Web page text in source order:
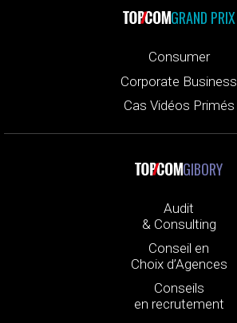
GRAND PRIX
Consumer
Corporate Business
Cas Vidéos Primés
GIBORY
Audit
& Consulting
Conseil en
Choix d’Agences
Conseils
en recrutement